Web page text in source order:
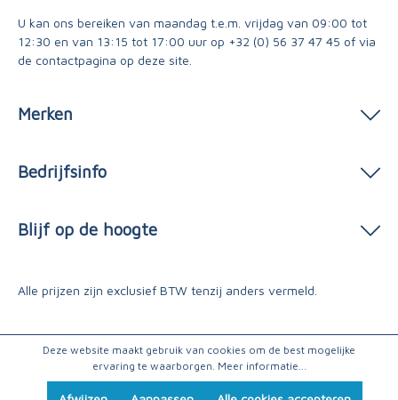
U kan ons bereiken van maandag t.e.m. vrijdag van 09:00 tot
12:30 en van 13:15 tot 17:00 uur op +32 (0) 56 37 47 45 of via
de contactpagina op deze site.
Merken
Bedrijfsinfo
Blijf op de hoogte
Alle prijzen zijn exclusief BTW tenzij anders vermeld.
Deze website maakt gebruik van cookies om de best mogelijke
ervaring te waarborgen. Meer informatie...